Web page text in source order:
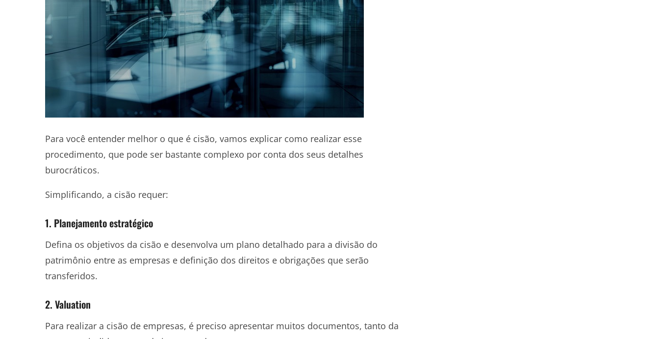
Para você entender melhor o que é cisão, vamos explicar como realizar esse
procedimento, que pode ser bastante complexo por conta dos seus detalhes
burocráticos.
Simplificando, a cisão requer:
1. Planejamento estratégico
Defina os objetivos da cisão e desenvolva um plano detalhado para a divisão do
patrimônio entre as empresas e definição dos direitos e obrigações que serão
transferidos.
2. Valuation
Para realizar a cisão de empresas, é preciso apresentar muitos documentos, tanto da